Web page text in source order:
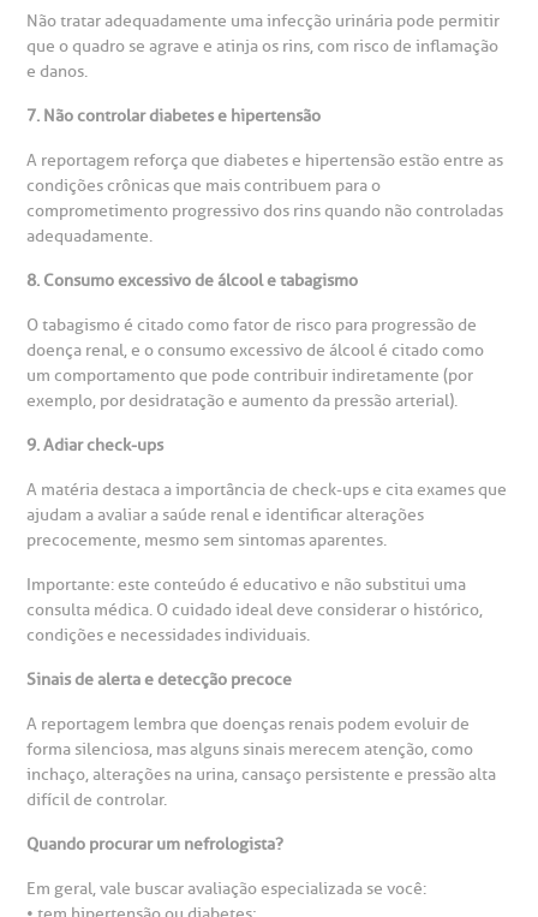
Endereço:
R. Colômbia, 332
CEP: 01438-000 | Jardim Paulista
de órgãos
e perdidos
Não tratar adequadamente uma infecção urinária pode permitir
que o quadro se agrave e atinja os rins, com risco de inflamação
e danos.
7. Não controlar diabetes e hipertensão
A reportagem reforça que diabetes e hipertensão estão entre as
condições crônicas que mais contribuem para o
comprometimento progressivo dos rins quando não controladas
adequadamente.
8. Consumo excessivo de álcool e tabagismo
O tabagismo é citado como fator de risco para progressão de
doença renal, e o consumo excessivo de álcool é citado como
um comportamento que pode contribuir indiretamente (por
exemplo, por desidratação e aumento da pressão arterial).
9. Adiar check-ups
A matéria destaca a importância de check-ups e cita exames que
ajudam a avaliar a saúde renal e identificar alterações
precocemente, mesmo sem sintomas aparentes.
Importante: este conteúdo é educativo e não substitui uma
consulta médica. O cuidado ideal deve considerar o histórico,
condições e necessidades individuais.
Sinais de alerta e detecção precoce
A reportagem lembra que doenças renais podem evoluir de
forma silenciosa, mas alguns sinais merecem atenção, como
inchaço, alterações na urina, cansaço persistente e pressão alta
difícil de controlar.
Quando procurar um nefrologista?
Em geral, vale buscar avaliação especializada se você: